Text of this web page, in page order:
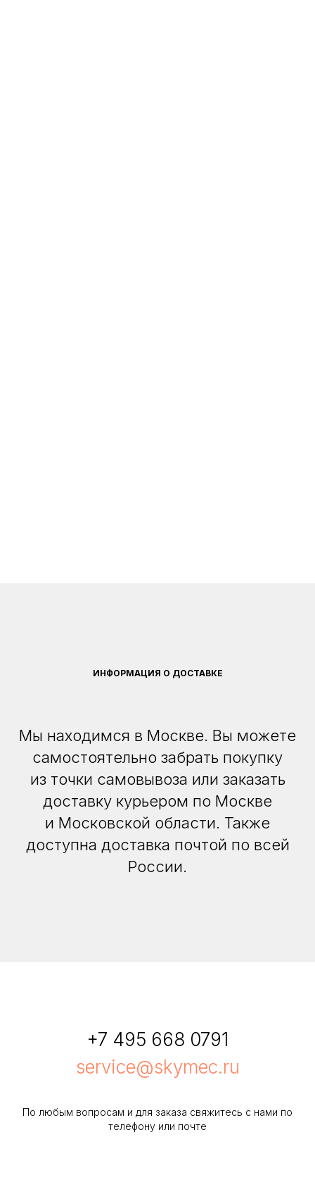
ИНФОРМАЦИЯ О ДОСТАВКЕ
Мы находимся в Москве. Вы можете
самостоятельно забрать покупку
из точки самовывоза или заказать
доставку курьером по Москве
и Московской области. Также
доступна доставка почтой по всей
России.
+7 495 668 0791
service@skymec.ru
По любым вопросам и для заказа свяжитесь с нами по
телефону или почте